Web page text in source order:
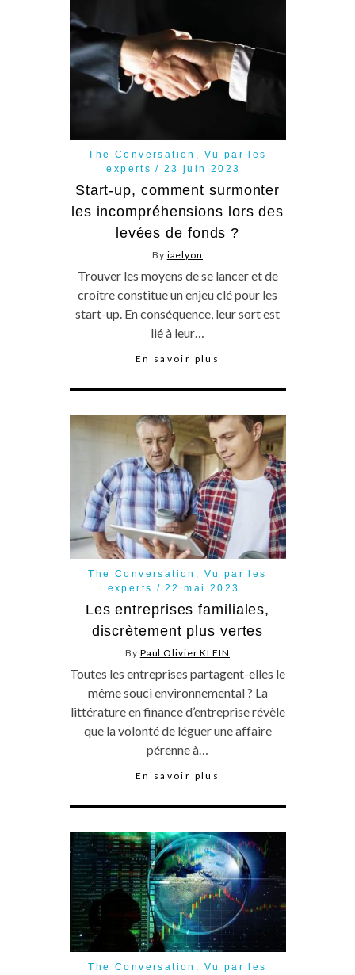
The Conversation , Vu par les
experts
23 juin 2023
Start-up, comment surmonter
les incompréhensions lors des
levées de fonds ?
By iaelyon
Trouver les moyens de se lancer et de
croître constitue un enjeu clé pour les
start-up. En conséquence, leur sort est
lié à leur…
En savoir plus
The Conversation , Vu par les
experts
22 mai 2023
Les entreprises familiales,
discrètement plus vertes
By Paul Olivier KLEIN
Toutes les entreprises partagent-elles le
même souci environnemental ? La
littérature en finance d’entreprise révèle
que la volonté de léguer une affaire
pérenne à…
En savoir plus
The Conversation , Vu par les